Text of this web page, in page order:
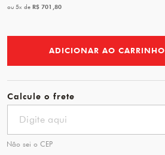
ou5x de R$ 701,80
ADICIONAR AO CARRINHO
Calcule o frete
Não sei o CEP